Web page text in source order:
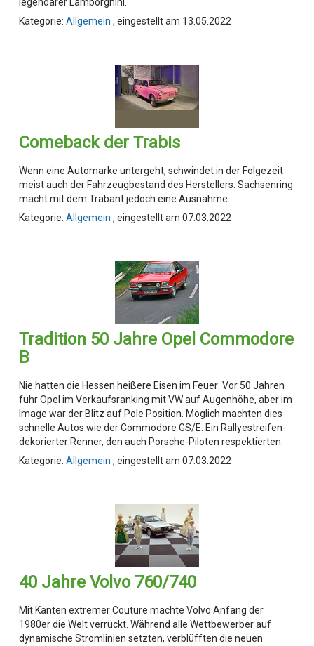
legendärer Lamborghini.
Kategorie: Allgemein , eingestellt am 13.05.2022
Comeback der Trabis
Wenn eine Automarke untergeht, schwindet in der Folgezeit
meist auch der Fahrzeugbestand des Herstellers. Sachsenring
macht mit dem Trabant jedoch eine Ausnahme.
Kategorie: Allgemein , eingestellt am 07.03.2022
Tradition 50 Jahre Opel Commodore
B
Nie hatten die Hessen heißere Eisen im Feuer: Vor 50 Jahren
fuhr Opel im Verkaufsranking mit VW auf Augenhöhe, aber im
Image war der Blitz auf Pole Position. Möglich machten dies
schnelle Autos wie der Commodore GS/E. Ein Rallyestreifen-
dekorierter Renner, den auch Porsche-Piloten respektierten.
Kategorie: Allgemein , eingestellt am 07.03.2022
40 Jahre Volvo 760/740
Mit Kanten extremer Couture machte Volvo Anfang der
1980er die Welt verrückt. Während alle Wettbewerber auf
dynamische Stromlinien setzten, verblüfften die neuen